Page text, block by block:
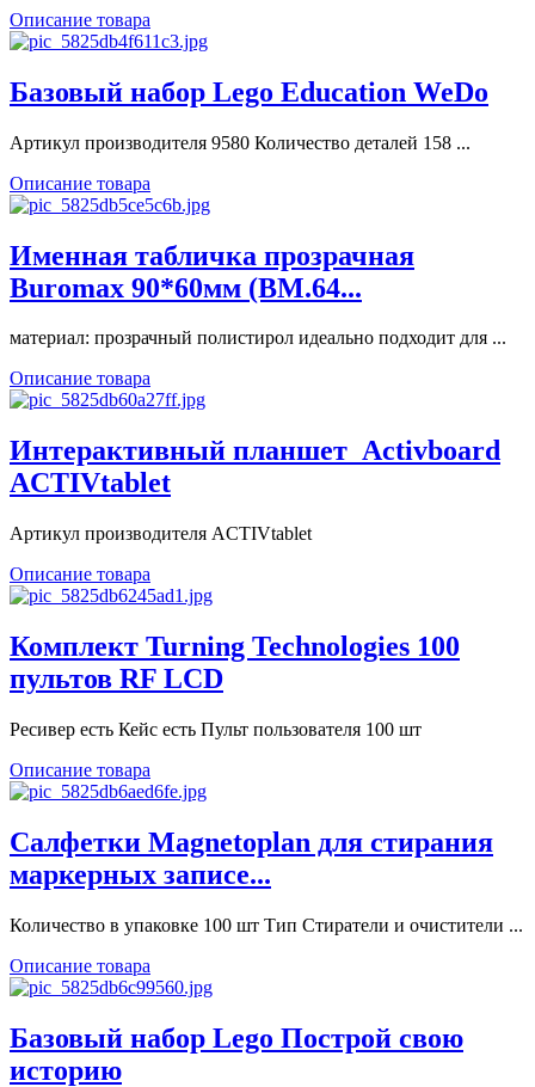
Описание товара
Базовый набор Lego Education WeDo
Артикул производителя 9580 Количество деталей 158 ...
Описание товара
Именная табличка прозрачная
Buromax 90*60мм (BM.64...
материал: прозрачный полистирол идеально подходит для ...
Описание товара
Интерактивный планшет_Activboard
ACTIVtablet
Артикул производителя ACTIVtablet
Описание товара
Комплект Turning Technologies 100
пультов RF LCD
Ресивер есть Кейс есть Пульт пользователя 100 шт
Описание товара
Салфетки Magnetoplan для стирания
маркерных записе...
Количество в упаковке 100 шт Тип Стиратели и очистители ...
Описание товара
Базовый набор Lego Построй свою
историю